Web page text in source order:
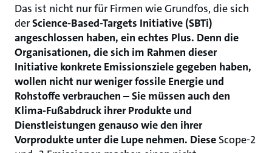
Das ist nicht nur für Firmen wie Grundfos, die sich
derScience-Based-Targets Initiative (SBTi)
angeschlossen haben, ein echtes Plus. Denn die
Organisationen, die sich im Rahmen dieser
Initiative konkrete Emissionsziele gegeben haben,
wollen nicht nur weniger fossile Energie und
Rohstoffe verbrauchen – Sie müssen auch den
Klima-Fußabdruck ihrer Produkte und
Dienstleistungen genauso wie den ihrer
Vorprodukte unter die Lupe nehmen. Diese Scope-2